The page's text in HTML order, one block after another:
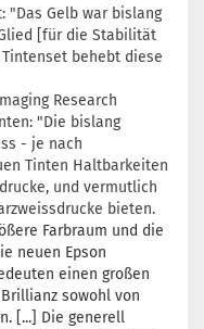
"Das Gelb war bislang
[für die Stabilität
behebt diese
Research
"Die bislang
- je nach
Tinten Haltbarkeiten
und vermutlich
bieten.
Farbraum und die
neuen Epson
einen großen
sowohl von
[...] Die generell